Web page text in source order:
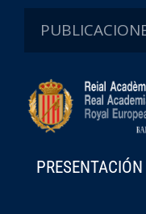
PRESENTACIÓN